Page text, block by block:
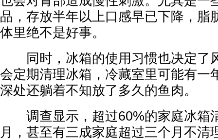
品，存放半年以上口感早已下降，脂
体里绝不是好事。
同时，冰箱的使用习惯也决定了
会定期清理冰箱，冷藏室里可能有一
深处还躺着不知放了多久的鱼肉。
调查显示，超过60%的家庭冰箱
月，甚至有三成家庭超过三个月不清